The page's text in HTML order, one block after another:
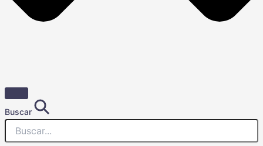
Buscar